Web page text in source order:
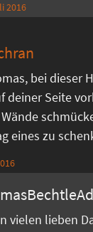
2016
bei dieser
deiner Seite
eines zu
vielen lieben